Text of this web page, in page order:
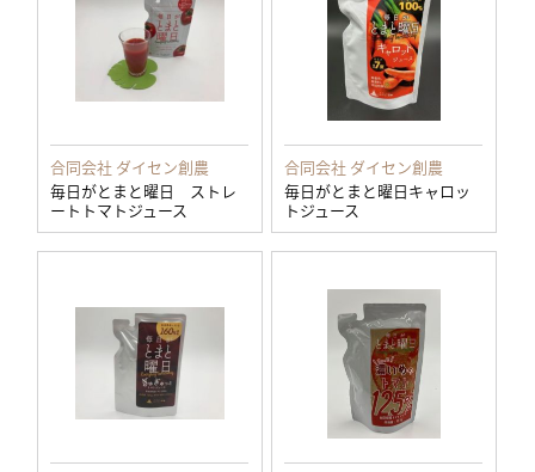
合同会社 ダイセン創農
毎日がとまと曜日 ストレ
ートトマトジュース
合同会社 ダイセン創農
毎日がとまと曜日キャロッ
トジュース